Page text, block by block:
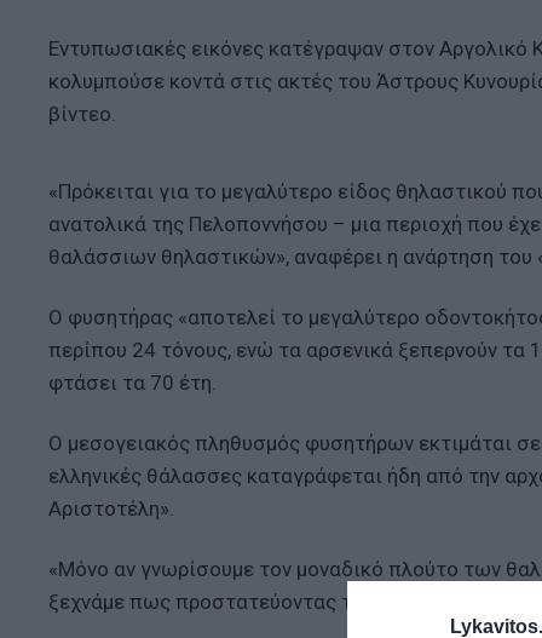
Εντυπωσιακές εικόνες κατέγραψαν στον
κολυμπούσε κοντά στις ακτές του Άστρους
βίντεο.
«Πρόκειται για το μεγαλύτερο είδος θηλαστικού
ανατολικά της Πελοποννήσου – μια περιοχή που
θαλάσσιων θηλαστικών», αναφέρει η ανάρτηση του
Ο φυσητήρας «αποτελεί το μεγαλύτερο
περίπου 24 τόνους, ενώ τα αρσενικά ξεπερνούν τα
φτάσει τα 70 έτη.
Ο μεσογειακός πληθυσμός φυσητήρων εκτιμάται
ελληνικές θάλασσες καταγράφεται ήδη από την
Αριστοτέλη».
«Μόνο αν γνωρίσουμε τον μοναδικό πλούτο των
ξεχνάμε πως προστατεύοντας τις θάλασσες,